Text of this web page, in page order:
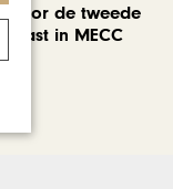
voor de tweede
gast in MECC